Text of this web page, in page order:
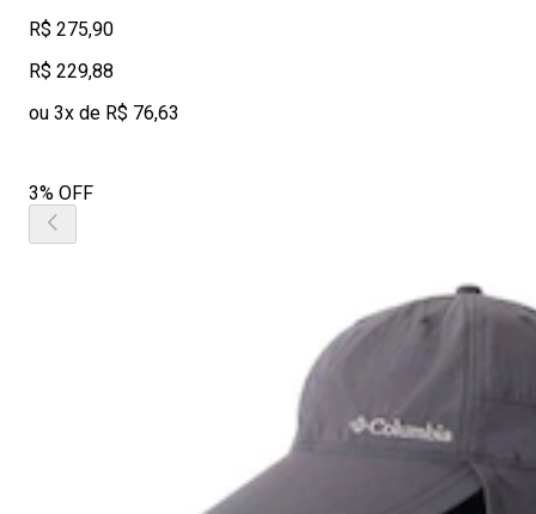
R$ 275,90
R$ 229,88
ou 3x de R$ 76,63
3% OFF